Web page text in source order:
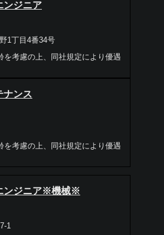
ンジニア
1丁目4番34号
を考慮の上、同社規定により優遇
ナンス
を考慮の上、同社規定により優遇
ンジニア※機械※
1